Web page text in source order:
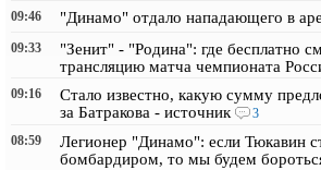
09:46 "Динамо" отдало нападающего в
09:33
"Зенит" - "Родина": где бесплатно
трансляцию матча чемпионата
09:16
Стало известно, какую сумму
за Батракова - источник
3
08:59
Легионер "Динамо": если Тюкавин
бомбардиром, то мы будем